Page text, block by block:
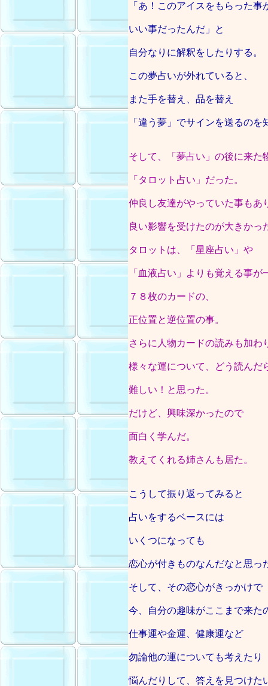
「あ！このアイスをもらった事
いい事だったんだ」と
自分なりに解釈をしたりする。
この夢占いが外れていると、
また手を替え、品を替え
「違う夢」でサインを送るのを
そして、「夢占い」の後に来た
「タロット占い」だった。
仲良し友達がやっていた事もあ
良い影響を受けたのが大きかっ
タロットは、「星座占い」や
「血液占い」よりも覚える事が
７８枚のカードの、
正位置と逆位置の事。
さらに人物カードの読みも加わ
様々な運について、どう読んだ
難しい！と思った。
だけど、興味深かったので
面白く学んだ。
教えてくれる姉さんも居た。
こうして振り返ってみると
占いをするベースには
いくつになっても
恋心が付きものなんだなと思っ
そして、その恋心がきっかけで
今、自分の趣味がここまで来た
仕事運や金運、健康運など
勿論他の運についても考えたり
悩んだりして、答えを見つけた